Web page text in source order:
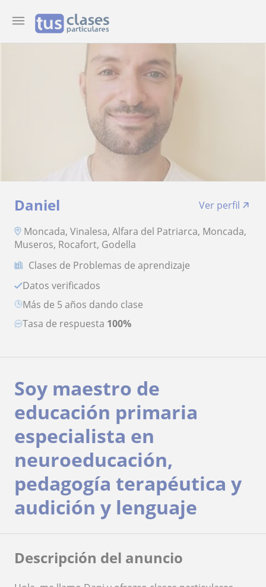
Daniel
Ver perfil
Moncada, Vinalesa, Alfara del Patriarca, Moncada,
Museros, Rocafort, Godella
Clases de Problemas de aprendizaje
Datos verificados
más de 5 años dando clase
Tasa de respuesta 100%
Soy maestro de
educación primaria
especialista en
neuroeducación,
pedagogía terapéutica y
audición y lenguaje
Descripción del anuncio